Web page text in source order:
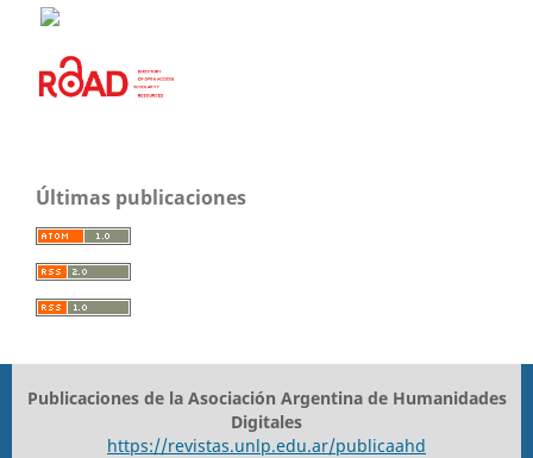
Últimas publicaciones
Publicaciones de la Asociación Argentina de Humanidades
Digitales
https://revistas.unlp.edu.ar/publicaahd